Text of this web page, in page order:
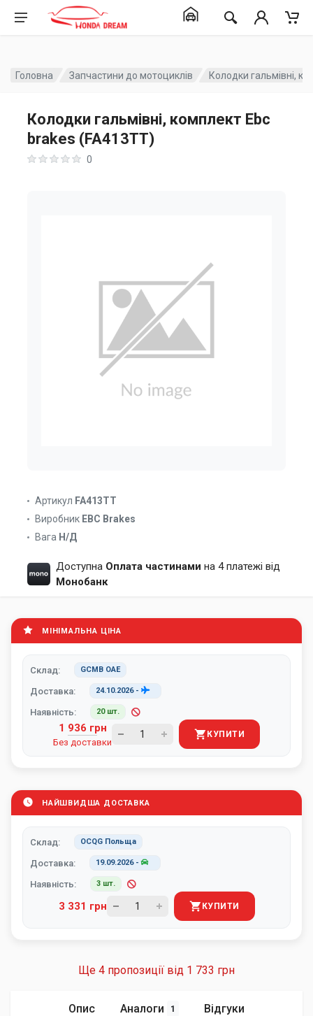
Головна Запчастини до мотоциклів Колодки гальмівні,
Колодки гальмівні, комплект Ebc
brakes (FA413TT)
0
Артикул FA413TT
Виробник EBC Brakes
Вага Н/Д
Доступна Оплата частинами на 4 платежі від
Монобанк
МІНІМАЛЬНА ЦІНА
Склад: GCMB ОАЕ
Доставка: 24.10.2026-
Наявність: 20 шт.
1 936 грн
Без доставки
КУПИТИ
НАЙШВИДША ДОСТАВКА
Склад: OCQG Польща
Доставка: 19.09.2026-
Наявність: 3 шт.
3 331 грн КУПИТИ
Ще 4 пропозиції від 1 733 грн
Опис Аналоги 1 Відгуки